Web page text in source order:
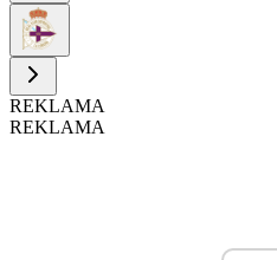
REKLAMA
REKLAMA